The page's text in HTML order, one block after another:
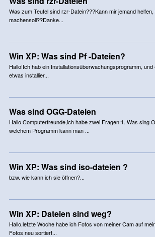
Was zum Teufel sind rzr-Datein???Kann mir jemand
machensoll??Danke...
Win XP: Was sind Pf -Dateien?
Hallo!Ich hab ein Installationsüberwachungsprogramm,
etwas installier...
Was sind OGG-Dateien
Hallo Computerfreunde,ich habe zwei Fragen:1. Was sing
welchem Programm kann man ...
Win XP: Was sind iso-dateien ?
bzw. wie kann ich sie öffnen?...
Win XP: Dateien sind weg?
Hallo,letzte Woche habe ich Fotos von meiner Cam auf
Fotos neu sortiert...